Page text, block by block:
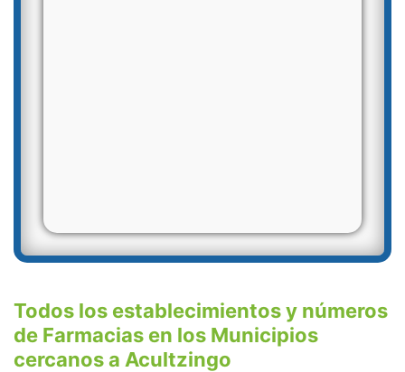
Todos los establecimientos y números
de Farmacias en los Municipios
cercanos a Acultzingo